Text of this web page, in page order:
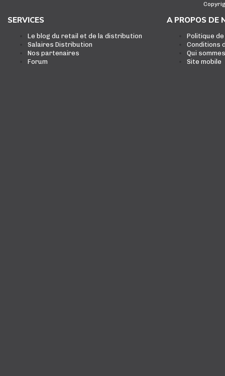
SERVICES
Le blog du retail et de la distribution
Salaires Distribution
Nos partenaires
Forum
A PROPOS DE
Politique
Conditions
Qui
Site mobile